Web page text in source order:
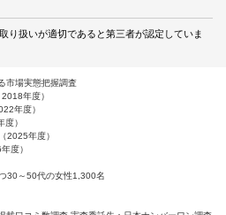
り扱いが適切であると第三者が認定していま
市場実態把握調査
年度）
年度）
）
2025年度）
度）
～50代の女性1,300名